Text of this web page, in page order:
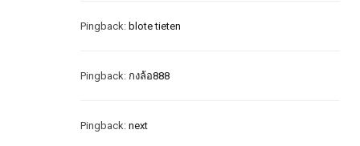
Pingback: blote tieten
Pingback: กงล้อ888
Pingback: next